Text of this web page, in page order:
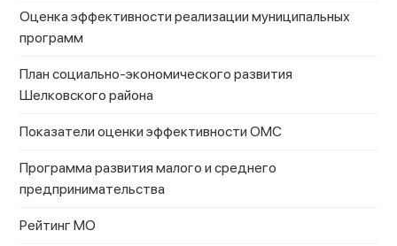
Оценка эффективности реализации муниципальных
программ
План социально-экономического развития
Шелковского района
Показатели оценки эффективности ОМС
Программа развития малого и среднего
предпринимательства
Рейтинг МО